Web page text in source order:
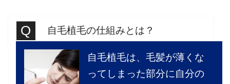
自毛植毛の仕組みとは？
自毛植毛は、毛髪が薄くな
ってしまった部分に自分の